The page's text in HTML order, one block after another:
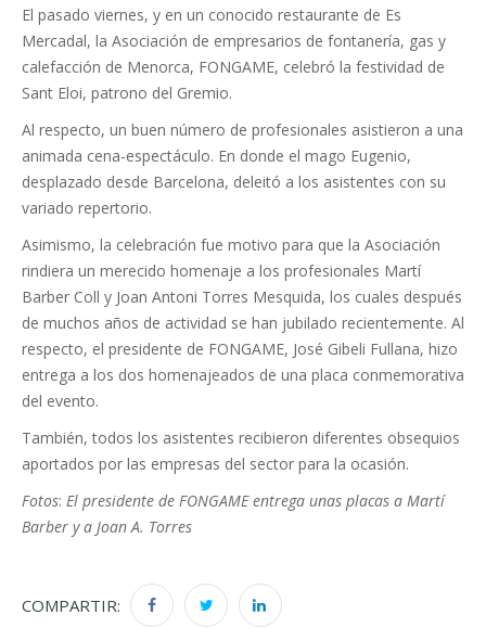
El pasado viernes, y en un conocido restaurante de Es
Mercadal, la Asociación de empresarios de fontanería, gas y
calefacción de Menorca, FONGAME, celebró la festividad de
Sant Eloi, patrono del Gremio.
Al respecto, un buen número de profesionales asistieron a una
animada cena-espectáculo. En donde el mago Eugenio,
desplazado desde Barcelona, deleitó a los asistentes con su
variado repertorio.
Asimismo, la celebración fue motivo para que la Asociación
rindiera un merecido homenaje a los profesionales Martí
Barber Coll y Joan Antoni Torres Mesquida, los cuales después
de muchos años de actividad se han jubilado recientemente. Al
respecto, el presidente de FONGAME, José Gibeli Fullana, hizo
entrega a los dos homenajeados de una placa conmemorativa
del evento.
También, todos los asistentes recibieron diferentes obsequios
aportados por las empresas del sector para la ocasión.
Fotos: El presidente de FONGAME entrega unas placas a Martí
Barber y a Joan A. Torres
COMPARTIR: